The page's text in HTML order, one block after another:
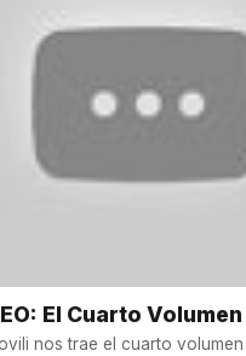
El Cuarto Volumen
nos trae el cuarto volumen